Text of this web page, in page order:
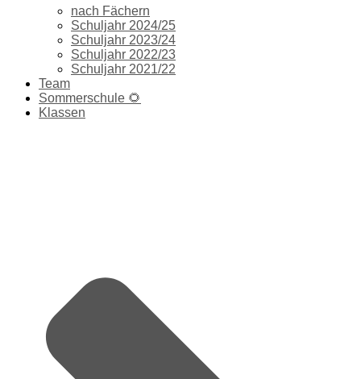
nach Fächern
Schuljahr 2024/25
Schuljahr 2023/24
Schuljahr 2022/23
Schuljahr 2021/22
Team
Sommerschule 🌻
Klassen